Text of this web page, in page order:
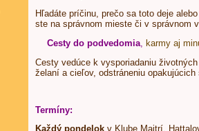
Hľadáte príčinu, prečo sa toto deje
ste na správnom mieste či v správnom
Cesty do podvedomia, karmy aj
Cesty vedúce k vysporiadaniu
želaní a cieľov, odstráneniu
Termíny:
Každý pondelok v Klube Maitrí,